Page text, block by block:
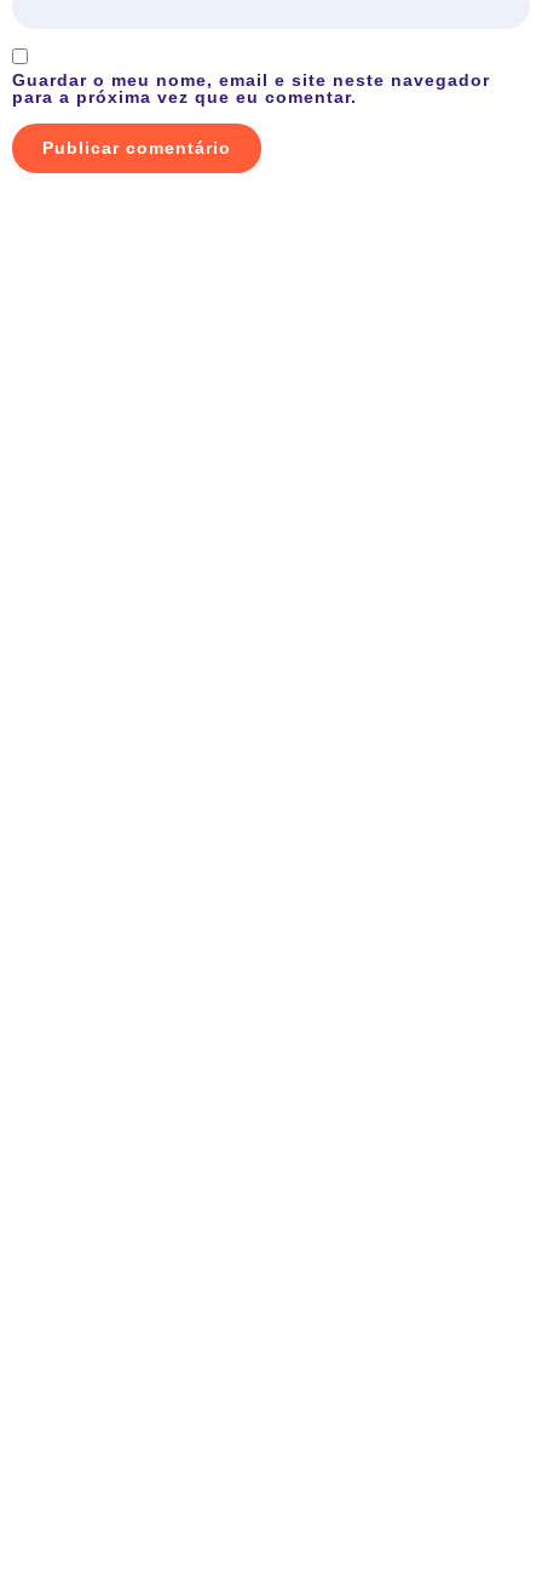
Guardar o meu nome, email e site neste navegador
para a próxima vez que eu comentar.